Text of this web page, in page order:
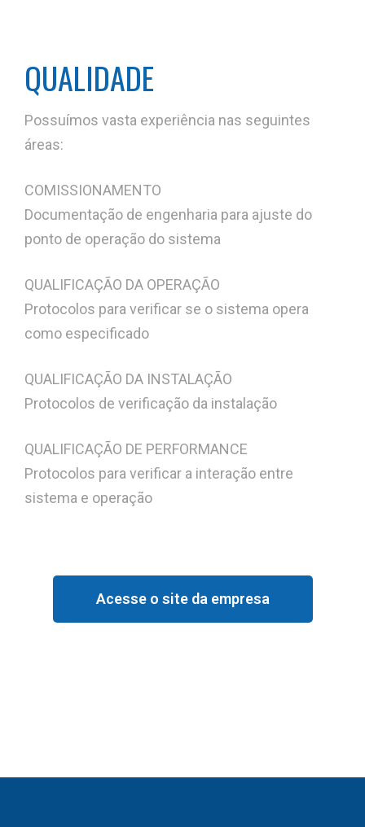
QUALIDADE
Possuímos vasta experiência nas seguintes
áreas:
COMISSIONAMENTO
Documentação de engenharia para ajuste do
ponto de operação do sistema
QUALIFICAÇÃO DA OPERAÇÃO
Protocolos para verificar se o sistema opera
como especificado
QUALIFICAÇÃO DA INSTALAÇÃO
Protocolos de verificação da instalação
QUALIFICAÇÃO DE PERFORMANCE
Protocolos para verificar a interação entre
sistema e operação
Acesse o site da empresa